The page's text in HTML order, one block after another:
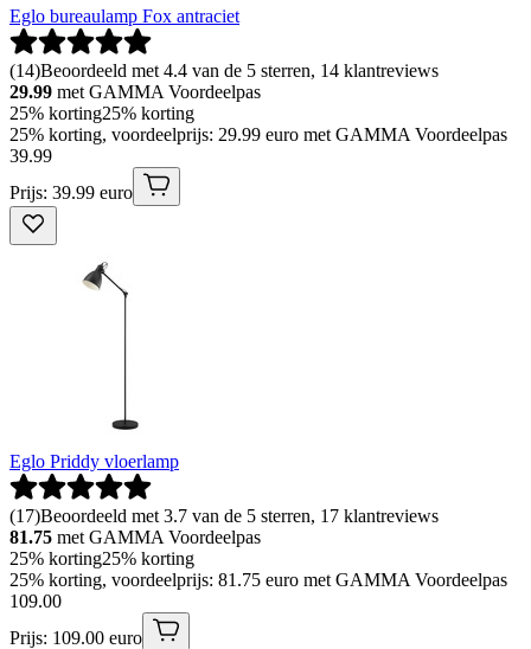
Eglo bureaulamp Fox antraciet
(14)Beoordeeld met 4.4 van de 5 sterren, 14 klantreviews
29.99 met GAMMA Voordeelpas
25% korting25% korting
25% korting, voordeelprijs: 29.99 euro met GAMMA Voordeelpas
39.99
Prijs: 39.99 euro
Eglo Priddy vloerlamp
(17)Beoordeeld met 3.7 van de 5 sterren, 17 klantreviews
81.75 met GAMMA Voordeelpas
25% korting25% korting
25% korting, voordeelprijs: 81.75 euro met GAMMA Voordeelpas
109.00
Prijs: 109.00 euro